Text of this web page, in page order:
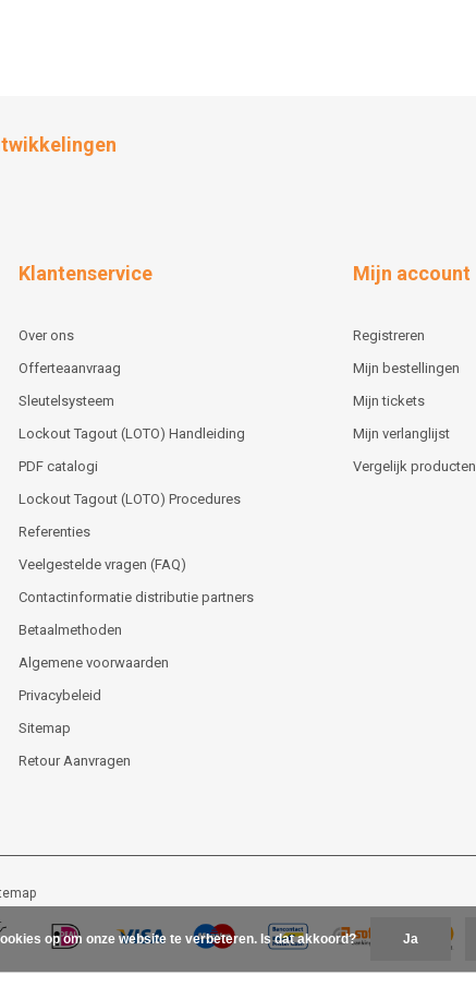
Klantenservice
Over ons
Offerteaanvraag
Sleutelsysteem
Lockout Tagout (LOTO) Handleiding
PDF catalogi
Lockout Tagout (LOTO) Procedures
Referenties
Veelgestelde vragen (FAQ)
Contactinformatie distributie partners
Betaalmethoden
Algemene voorwaarden
Privacybeleid
Sitemap
Retour Aanvragen
Mijn account
Registreren
Mijn bestellingen
Mijn tickets
Mijn verlanglijst
Vergelijk producten
op om onze website te verbeteren. Is dat akkoord? Ja